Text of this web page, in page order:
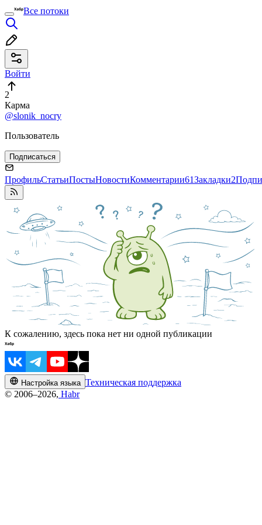
Все потоки
Войти
2
Карма
@slonik_nocry
Пользователь
Подписаться
ПрофильСтатьиПостыНовостиКомментарии61Закладки2
К сожалению, здесь пока нет ни одной публикации
Настройка языка Техническая поддержка
© 2006–2026, Habr